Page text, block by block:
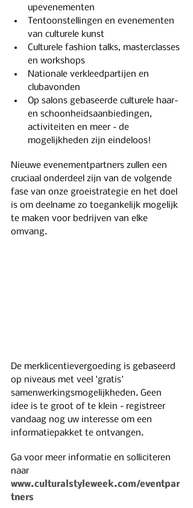
upevenementen
Tentoonstellingen en evenementen
van culturele kunst
Culturele fashion talks, masterclasses
en workshops
Nationale verkleedpartijen en
clubavonden
Op salons gebaseerde culturele haar-
en schoonheidsaanbiedingen,
activiteiten en meer - de
mogelijkheden zijn eindeloos!
Nieuwe evenementpartners zullen een
cruciaal onderdeel zijn van de volgende
fase van onze groeistrategie en het doel
is om deelname zo toegankelijk mogelijk
te maken voor bedrijven van elke
omvang.
De merklicentievergoeding is gebaseerd
op niveaus met veel 'gratis'
samenwerkingsmogelijkheden. Geen
idee is te groot of te klein - registreer
vandaag nog uw interesse om een ​​
informatiepakket te ontvangen.
Ga voor meer informatie en solliciteren
naar
www.culturalstyleweek.com/eventpar
tners